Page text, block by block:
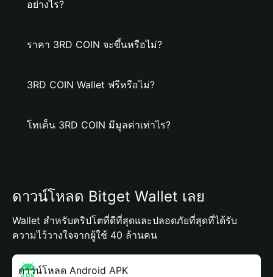
อย่างไร?
ราคา 3RD COIN จะขึ้นหรือไม่?
3RD COIN Wallet ฟรีหรือไม่?
โทเค็น 3RD COIN มีมูลค่าเท่าไร?
ดาวน์โหลด Bitget Wallet เลย
Wallet สำหรับคริปโตที่ดีที่สุดและปลอดภัยที่สุดที่ได้รับ
ความไว้วางใจจากผู้ใช้ 40 ล้านคน
ดาวน์โหลด Android APK